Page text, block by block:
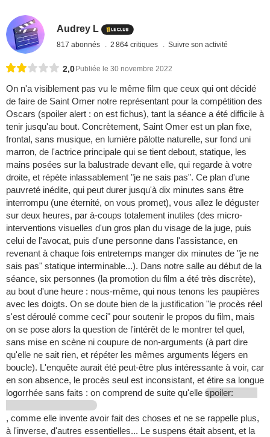
Audrey L
817 abonnés 2 864 critiques Suivre son activité
2,0 Publiée le 30 novembre 2022
On n'a visiblement pas vu le même film que ceux qui ont décidé
de faire de Saint Omer notre représentant pour la compétition des
Oscars (spoiler alert : on est fichus), tant la séance a été difficile à
tenir jusqu'au bout. Concrètement, Saint Omer est un plan fixe,
frontal, sans musique, en lumière pâlotte naturelle, sur fond uni
marron, de l'actrice principale qui se tient debout, statique, les
mains posées sur la balustrade devant elle, qui regarde à votre
droite, et répète inlassablement "je ne sais pas". Ce plan d'une
pauvreté inédite, qui peut durer jusqu'à dix minutes sans être
interrompu (une éternité, on vous promet), vous allez le déguster
sur deux heures, par à-coups totalement inutiles (des micro-
interventions visuelles d'un gros plan du visage de la juge, puis
celui de l'avocat, puis d'une personne dans l'assistance, en
revenant à chaque fois entretemps manger dix minutes de "je ne
sais pas" statique interminable...). Dans notre salle au début de la
séance, six personnes (la promotion du film a été très discrète),
au bout d'une heure : nous-même, qui nous tenons les paupières
avec les doigts. On se doute bien de la justification "le procès réel
s'est déroulé comme ceci" pour soutenir le propos du film, mais
on se pose alors la question de l'intérêt de le montrer tel quel,
sans mise en scène ni coupure de non-arguments (à part dire
qu'elle ne sait rien, et répéter les mêmes arguments légers en
boucle). L'enquête aurait été peut-être plus intéressante à voir, car
en son absence, le procès seul est inconsistant, et étire sa longue
logorrhée sans faits : on comprend de suite qu'elle spoiler:
, comme elle invente avoir fait des choses et ne se rappelle plus,
à l'inverse, d'autres essentielles... Le suspens était absent, et la